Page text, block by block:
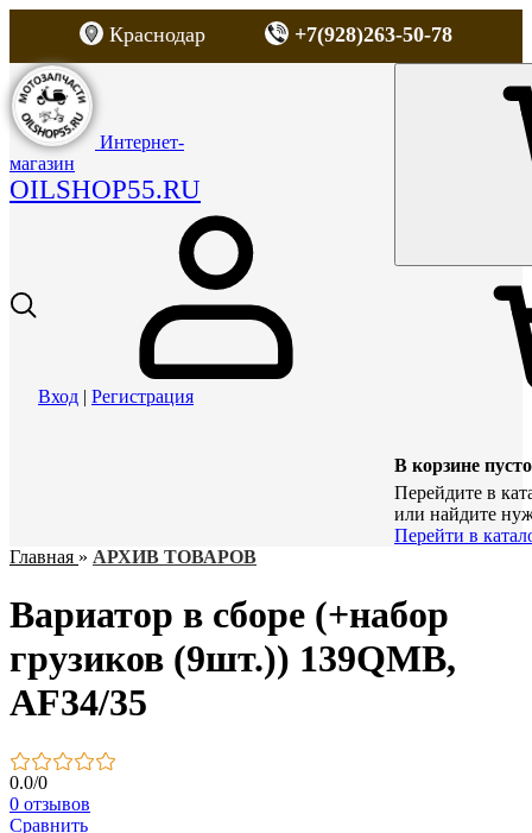
Краснодар +7(928)263-50-78
Интернет-
магазин
OILSHOP55.RU
Вход | Регистрация
В корзине пусто
Перейдите в
или найдите
Перейти в
Главная » АРХИВ ТОВАРОВ
Вариатор в сборе (+набор
грузиков (9шт.)) 139QMB,
AF34/35
0.0/0
0 отзывов
Сравнить